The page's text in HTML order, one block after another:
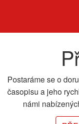
Postaráme se o
časopisu a jeho
námi